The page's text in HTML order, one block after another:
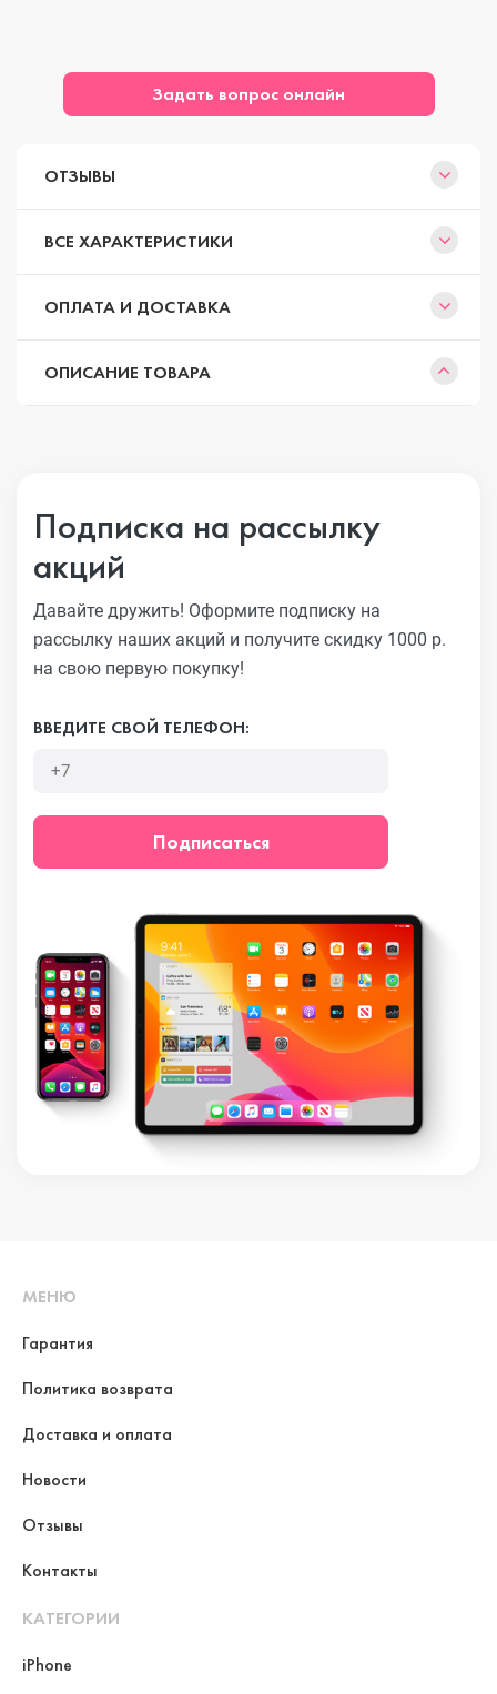
Задать вопрос онлайн
ОТЗЫВЫ
ВСЕ ХАРАКТЕРИСТИКИ
ОПЛАТА И ДОСТАВКА
ОПИСАНИЕ ТОВАРА
Подписка на рассылку
акций
Давайте дружить! Оформите подписку на
рассылку наших акций и получите скидку 1000 р.
на свою первую покупку!
ВВЕДИТЕ СВОЙ ТЕЛЕФОН:
Подписаться
МЕНЮ
Гарантия
Политика возврата
Доставка и оплата
Новости
Отзывы
Контакты
КАТЕГОРИИ
iPhone